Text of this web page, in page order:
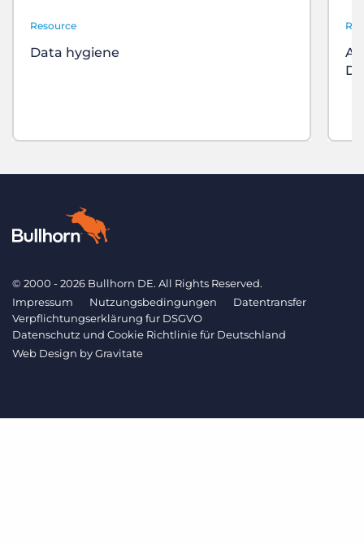
Resource
Data hygiene
© 2000 - 2026 Bullhorn DE. All Rights Reserved.
Impressum
Nutzungsbedingungen
Datentransfer
Verpflichtungserklärung fur DSGVO
Datenschutz und Cookie Richtlinie für Deutschland
Web Design byGravitate